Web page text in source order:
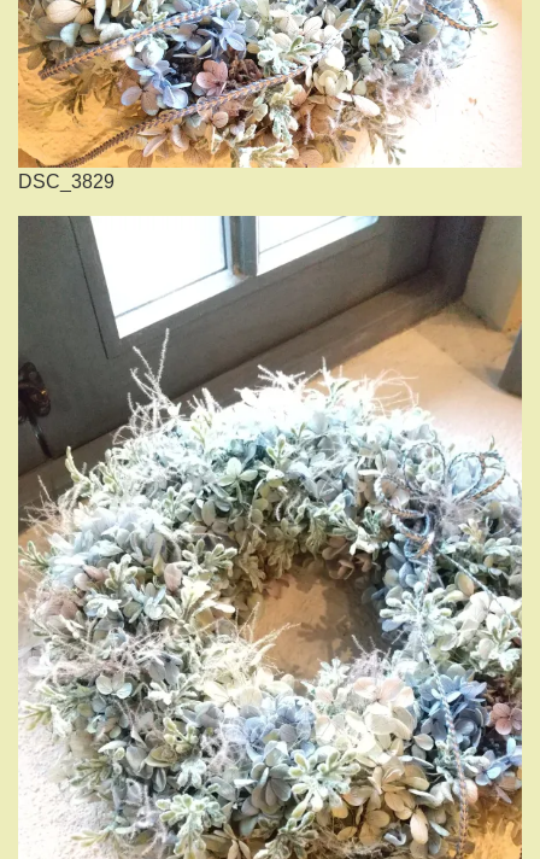
DSC_3829